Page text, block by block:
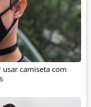
usar camiseta com